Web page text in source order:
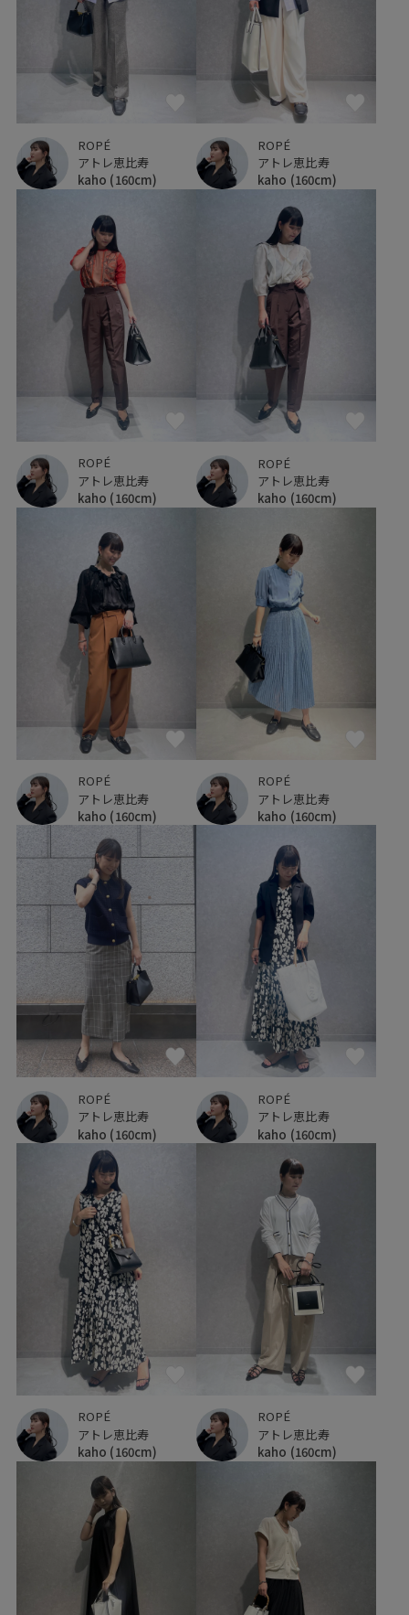
ROPÉ
アトレ恵比寿
kaho (160cm)
ROPÉ
アトレ恵比寿
kaho (160cm)
ROPÉ
アトレ恵比寿
kaho (160cm)
ROPÉ
アトレ恵比寿
kaho (160cm)
ROPÉ
アトレ恵比寿
kaho (160cm)
ROPÉ
アトレ恵比寿
kaho (160cm)
ROPÉ
アトレ恵比寿
kaho (160cm)
ROPÉ
アトレ恵比寿
kaho (160cm)
ROPÉ
アトレ恵比寿
kaho (160cm)
ROPÉ
アトレ恵比寿
kaho (160cm)